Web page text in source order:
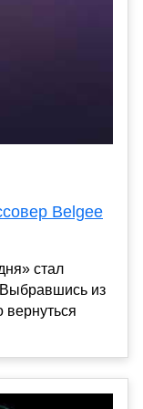
Belgee
стал
из